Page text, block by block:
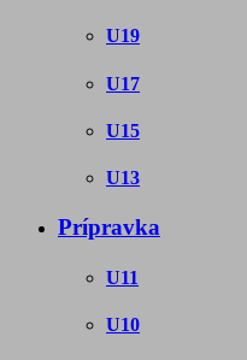
U19
U17
U15
U13
Prípravka
U11
U10